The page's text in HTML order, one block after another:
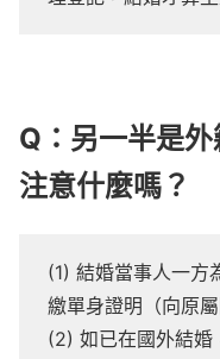
Q：另一半是
注意什麼嗎？
(1) 結婚當事人一方
繳單身證明（向原
(2) 如已在國外結婚